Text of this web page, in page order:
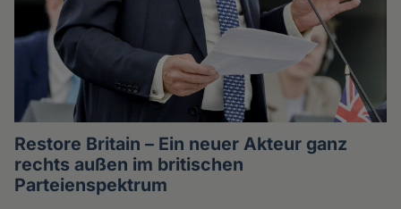
Restore Britain – Ein neuer Akteur ganz
rechts außen im britischen
Parteienspektrum